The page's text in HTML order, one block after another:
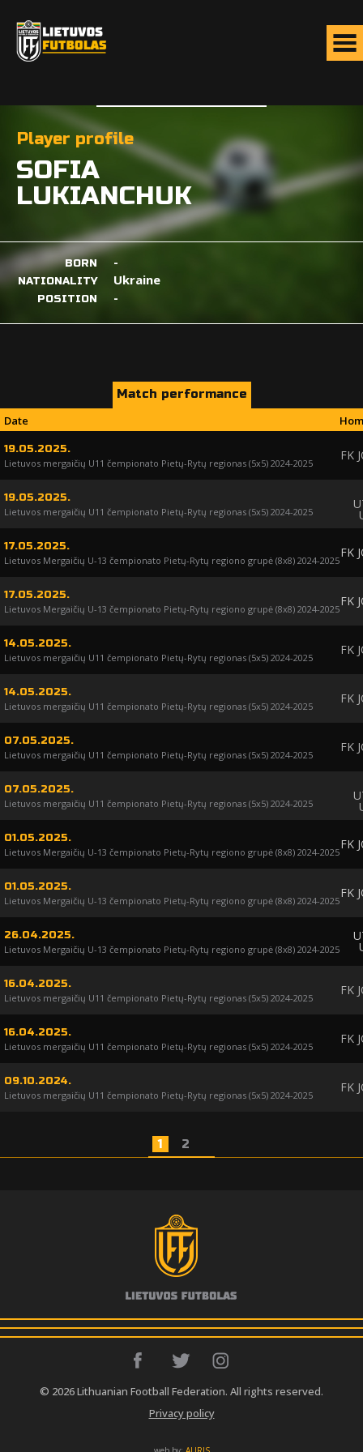
Player profile
SOFIA
LUKIANCHUK
BORN -
NATIONALITY Ukraine
POSITION -
Match performance
Date
19.05.2025.
Lietuvos mergaičių U11 čempionato Pietų-Rytų regionas (5x5) 2024-2025
FK
19.05.2025.
Lietuvos mergaičių U11 čempionato Pietų-Rytų regionas (5x5) 2024-2025
17.05.2025.
Lietuvos Mergaičių U-13 čempionato Pietų-Rytų regiono grupė (8x8) 2024-2025
FK
17.05.2025.
Lietuvos Mergaičių U-13 čempionato Pietų-Rytų regiono grupė (8x8) 2024-2025
FK
14.05.2025.
Lietuvos mergaičių U11 čempionato Pietų-Rytų regionas (5x5) 2024-2025
FK
14.05.2025.
Lietuvos mergaičių U11 čempionato Pietų-Rytų regionas (5x5) 2024-2025
FK
07.05.2025.
Lietuvos mergaičių U11 čempionato Pietų-Rytų regionas (5x5) 2024-2025
FK
07.05.2025.
Lietuvos mergaičių U11 čempionato Pietų-Rytų regionas (5x5) 2024-2025
01.05.2025.
Lietuvos Mergaičių U-13 čempionato Pietų-Rytų regiono grupė (8x8) 2024-2025
FK
01.05.2025.
Lietuvos Mergaičių U-13 čempionato Pietų-Rytų regiono grupė (8x8) 2024-2025
FK
26.04.2025.
Lietuvos Mergaičių U-13 čempionato Pietų-Rytų regiono grupė (8x8) 2024-2025
16.04.2025.
Lietuvos mergaičių U11 čempionato Pietų-Rytų regionas (5x5) 2024-2025
FK
16.04.2025.
Lietuvos mergaičių U11 čempionato Pietų-Rytų regionas (5x5) 2024-2025
FK
09.10.2024.
Lietuvos mergaičių U11 čempionato Pietų-Rytų regionas (5x5) 2024-2025
FK
1 2
© 2026 Lithuanian Football Federation. All rights reserved.
Privacy policy